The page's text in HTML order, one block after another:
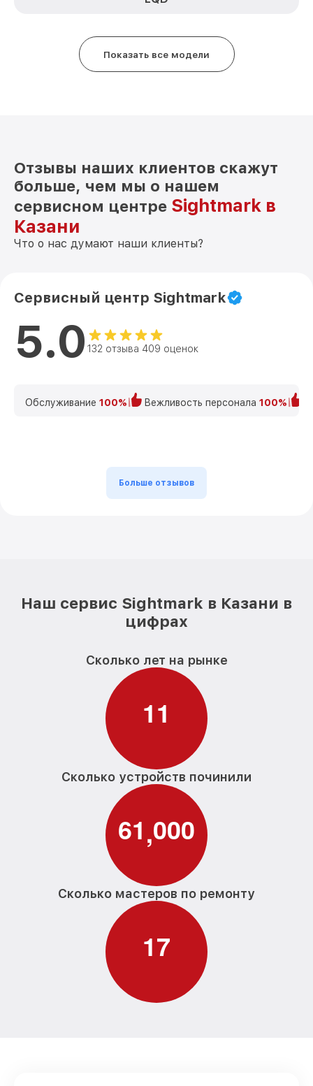
Показать все модели
Отзывы наших клиентов скажут
больше, чем мы о нашем
сервисном центре Sightmark в
Казани
Что о нас думают наши клиенты?
Сервисный центр Sightmark
5.0 132 отзыва 409 оценок
Обслуживание 100% Вежливость персонала 100%
Больше отзывов
Наш сервис Sightmark в Казани в
цифрах
Сколько лет на рынке
11
Сколько устройств починили
61,000
Сколько мастеров по ремонту
17